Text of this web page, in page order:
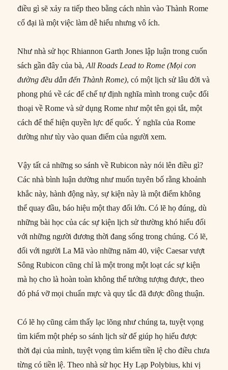
điều gì sẽ xảy ra tiếp theo bằng cách nhìn vào Thành Rome
cổ đại là một việc làm dễ hiểu nhưng vô ích.
Như nhà sử học Rhiannon Garth Jones lập luận trong cuốn
sách gần đây của bà,All Roads Lead to Rome (Mọi con
đường đều dẫn đến Thành Rome), có một lịch sử lâu đời và
phong phú về các đế chế tự định nghĩa mình trong cuộc đối
thoại về Rome và sử dụng Rome như một tên gọi tắt, một
cách để thể hiện quyền lực đế quốc. Ý nghĩa của Rome
dường như tùy vào quan điểm của người xem.
Vậy tất cả những so sánh về Rubicon này nói lên điều gì?
Các nhà bình luận dường như muốn tuyên bố rằng khoảnh
khắc này, hành động này, sự kiện này là một điểm không
thể quay đầu, báo hiệu một thay đổi lớn. Có lẽ họ đúng, dù
những bài học của các sự kiện lịch sử thường khó hiểu đối
với những người đương thời đang sống trong chúng. Có lẽ,
đối với người La Mã vào những năm 40, việc Caesar vượt
Sông Rubicon cũng chỉ là một trong một loạt các sự kiện
mà họ cho là hoàn toàn không thể tưởng tượng được, theo
đó phá vỡ mọi chuẩn mực và quy tắc đã được đồng thuận.
Có lẽ họ cũng cảm thấy lạc lõng như chúng ta, tuyệt vọng
tìm kiếm một phép so sánh lịch sử để giúp họ hiểu được
thời đại của mình, tuyệt vọng tìm kiếm tiền lệ cho điều chưa
từng có tiền lệ. Theo nhà sử học Hy Lạp Polybius, khi vị